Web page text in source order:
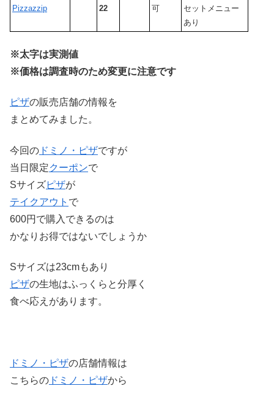
Pizzazzip 22 可
セットメニュー
あり
※太字は実測値
※価格は調査時のため変更に注意です
ピザの販売店舗の情報を
まとめてみました。
今回の ドミノ・ピザですが
当日限定クーポンで
Sサイズピザが
テイクアウト で
600円で購入できるのは
かなりお得ではないでしょうか
Sサイズは23cmもあり
ピザの生地はふっくらと分厚く
食べ応えがあります。
ドミノ・ピザの店舗情報は
こちらの ドミノ・ピザから